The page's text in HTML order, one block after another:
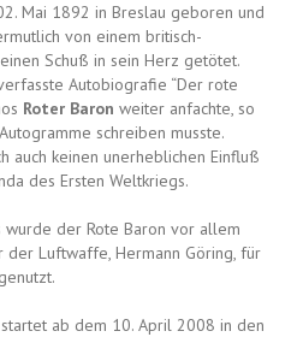
Mai 1892 in Breslau geboren und
von einem britisch-
Schuß in sein Herz getötet.
Autobiografie “Der rote
Roter Baron weiter anfachte, so
schreiben musste.
auch keinen unerheblichen Einfluß
des Ersten Weltkriegs.
wurde der Rote Baron vor allem
Luftwaffe, Hermann Göring, für
ab dem 10. April 2008 in den